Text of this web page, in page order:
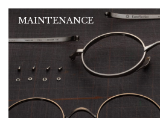
MAINTENANCE